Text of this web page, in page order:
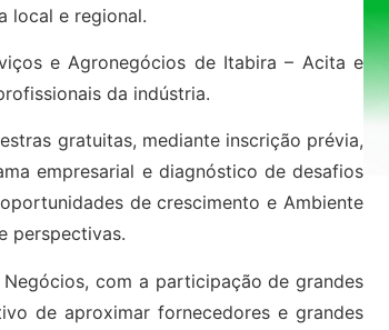
local e regional.
e Agronegócios de Itabira – Acita e
da indústria.
gratuitas, mediante inscrição prévia,
empresarial e diagnóstico de desafios
de crescimento e Ambiente
perspectivas.
com a participação de grandes
de aproximar fornecedores e grandes